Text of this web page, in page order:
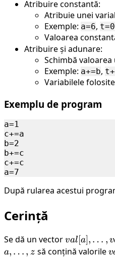
Atribuire constantă:
Atribuie unei
Exemple: a=6, t=0
Valoarea
Atribuire și adunare:
Schimbă
Exemple: a+=b,
Variabilele
Exemplu de program
a=1
c+=a
b=2
b+=c
c+=c
După rularea acestui
Cerință
Se dă un vectorval[a],
\ldots,
val [a], … , v
a, … , z să conțină valorile v